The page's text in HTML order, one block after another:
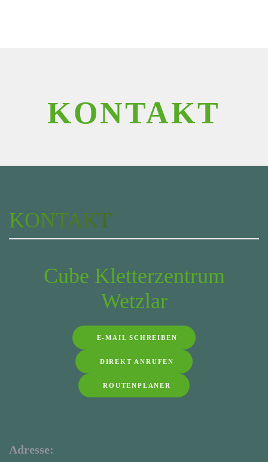
KONTAKT
KONTAKT
Cube Kletterzentrum
Wetzlar
E-MAIL SCHREIBEN
DIREKT ANRUFEN
ROUTENPLANER
Adresse: